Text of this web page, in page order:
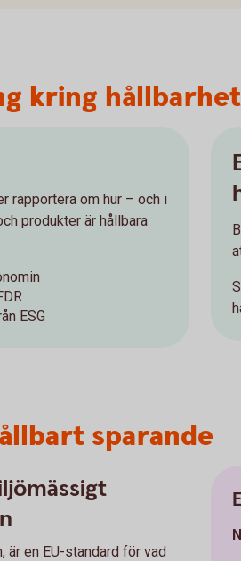
kring hållbarhet
rapportera om hur – och i
produkter är hållbara
ESG
sparande
är en EU-standard för vad